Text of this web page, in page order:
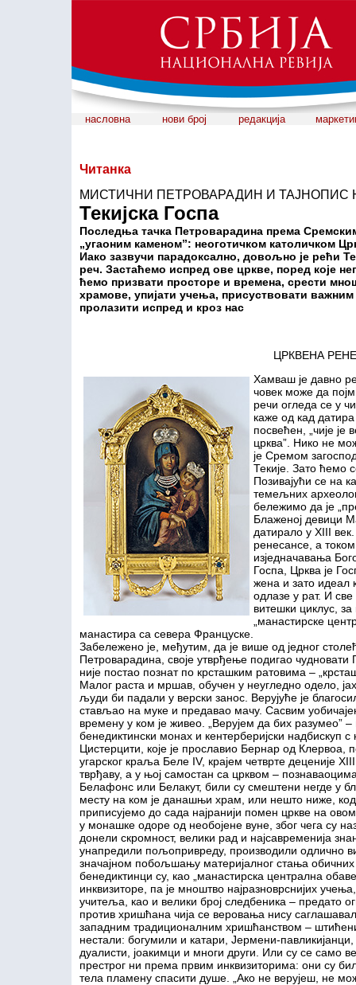
насловна нови број редакција
Читанка
МИСТИЧНИ ПЕТРОВАРАДИН И ТАЈНОПИС
Текијска Госпа
Последња тачка Петроварадина према
„угаоним каменом”: неоготичком католичком
Иако зазвучи парадоксално, довољно је рећи
реч. Застаћемо испред ове цркве, поред које
ћемо призвати просторе и времена, срести
храмове, упијати учења, присуствовати
пролазити испред и кроз нас
ЦРКВЕНА
Хамваш је давно
човек може да
речи огледа се у
каже од кад
посвећен, „чије је
црква”. Нико не
је Сремом
Текије. Зато ћемо
Позивајући се на
темељних
бележимо да је
Блаженој девици
датирало у XIII
ренесансе, а
изједначавања
Госпа, Црква је
жена и зато идеал
одлазе у рат. И све
витешки циклус,
„манастирске
манастира са севера Француске.
Забележено је, међутим, да је више од једног
Петроварадина, своје утврђење подигао
није постао познат по крсташким ратовима –
Малог раста и мршав, обучен у неугледно одело,
људи би падали у верски занос. Верујуће је
стављао на муке и предавао мачу. Сасвим
времену у ком је живео. „Верујем да бих разумео”
бенедиктински монах и кентерберијски надбискуп с
Цистерцити, које је прославио Бернар од Клервоа,
угарског краља Беле IV, крајем четврте деценије
тврђаву, а у њој самостан са црквом –
Белафонс или Белакут, били су смештени негде у
месту на ком је данашњи храм, или нешто ниже,
приписујемо до сада најранији помен цркве на
у монашке одоре од необојене вуне, због чега су
донели скромност, велики рад и најсавременија
унапредили пољопривреду, производили одлично
значајном побољшању материјалног стања
бенедиктинци су, као „манастирска централна
инквизиторе, па је мноштво најразноврснијих
учитеља, као и велики број следбеника – предато
против хришћана чија се веровања нису
западним традиционалним хришћанством –
нестали: богумили и катари, Јермени-
дуалисти, јоакимци и многи други. Или су се само
престрог ни према првим инквизиторима: они су
тела пламену спасити душе. „Ако не верујеш, не